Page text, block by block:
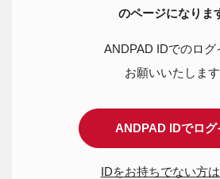
のページになりま
ANDPAD IDでのログ
お願いいたします
ANDPAD IDでログ
IDをお持ちでない方